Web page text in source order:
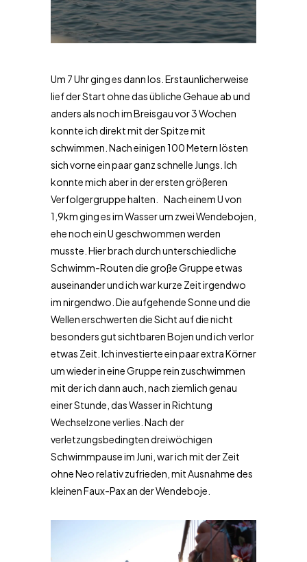
Um 7 Uhr ging es dann los. Erstaunlicherweise
lief der Start ohne das übliche Gehaue ab und
anders als noch im Breisgau vor 3 Wochen
konnte ich direkt mit der Spitze mit
schwimmen. Nach einigen 100 Metern lösten
sich vorne ein paar ganz schnelle Jungs. Ich
konnte mich aber in der ersten größeren
Verfolgergruppe halten. Nach einem U von
1,9km ging es im Wasser um zwei Wendebojen,
ehe noch ein U geschwommen werden
musste. Hier brach durch unterschiedliche
Schwimm-Routen die große Gruppe etwas
auseinander und ich war kurze Zeit irgendwo
im nirgendwo. Die aufgehende Sonne und die
Wellen erschwerten die Sicht auf die nicht
besonders gut sichtbaren Bojen und ich verlor
etwas Zeit. Ich investierte ein paar extra Körner
um wieder in eine Gruppe rein zuschwimmen
mit der ich dann auch, nach ziemlich genau
einer Stunde, das Wasser in Richtung
Wechselzone verlies. Nach der
verletzungsbedingten dreiwöchigen
Schwimmpause im Juni, war ich mit der Zeit
ohne Neo relativ zufrieden, mit Ausnahme des
kleinen Faux-Pax an der Wendeboje.